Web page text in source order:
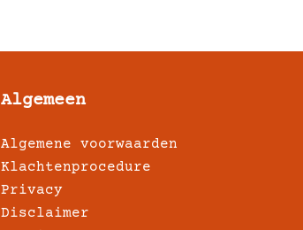
Algemeen
Algemene voorwaarden
Klachtenprocedure
Privacy
Disclaimer